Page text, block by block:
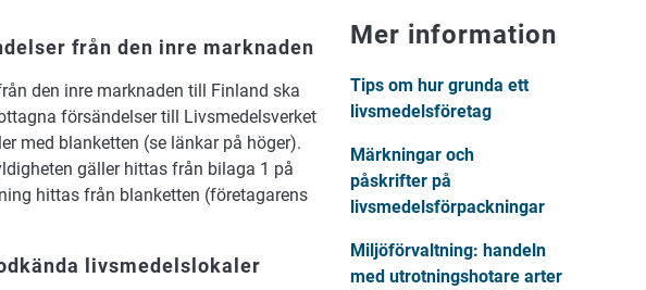
från den inre marknaden
den inre marknaden till Finland ska
försändelser till Livsmedelsverket
med blanketten (se länkar på höger).
gäller hittas från bilaga 1 på
hittas från blanketten (företagarens
livsmedelslokaler
Mer information
Tips om hur grunda ett
livsmedelsföretag
Märkningar och
påskrifter på
livsmedelsförpackningar
Miljöförvaltning: handeln
med utrotningshotare arter